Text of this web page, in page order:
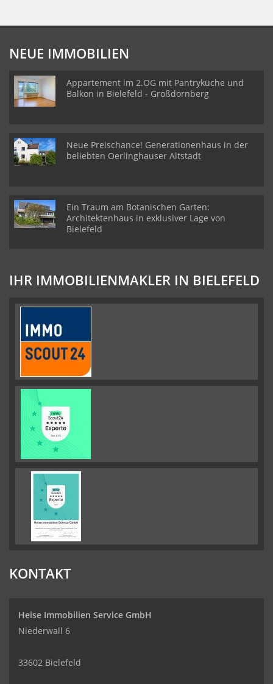
NEUE IMMOBILIEN
Appartement im 2.OG mit Pantryküche und
Balkon in Bielefeld - Großdornberg
Neue Preischance! Generationenhaus in der
beliebten Oerlinghauser Altstadt
Ein Traum am Botanischen Garten:
Architektenhaus in exklusiver Lage von
Bielefeld
IHR IMMOBILIENMAKLER IN BIELEFELD
KONTAKT
Heise Immobilien Service GmbH
Niederwall 6
33602 Bielefeld